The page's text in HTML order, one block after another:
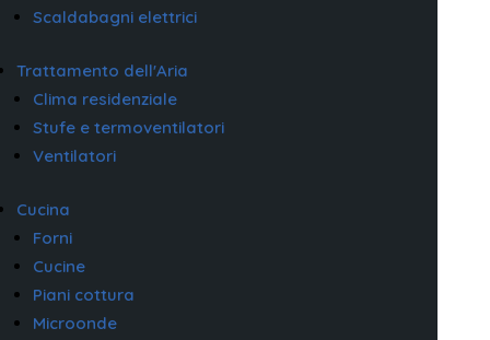
Scaldabagni elettrici
Trattamento dell'Aria
Clima residenziale
Stufe e termoventilatori
Ventilatori
Cucina
Forni
Cucine
Piani cottura
Microonde